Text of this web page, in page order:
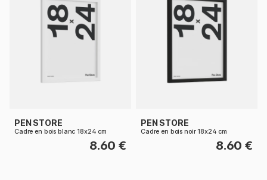
PEN STORE
Cadre en bois blanc 18x24 cm
8.60 €
PEN STORE
Cadre en bois noir 18x24 cm
8.60 €